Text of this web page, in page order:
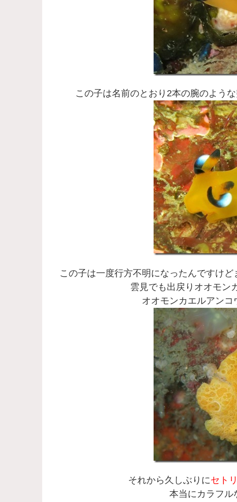
この子は名前のとおり2本の腕のよう
この子は一度行方不明になったんですけど
雲見でも出戻りオオモン
オオモンカエルアンコ
それから久しぶりにセト
本当にカラフル